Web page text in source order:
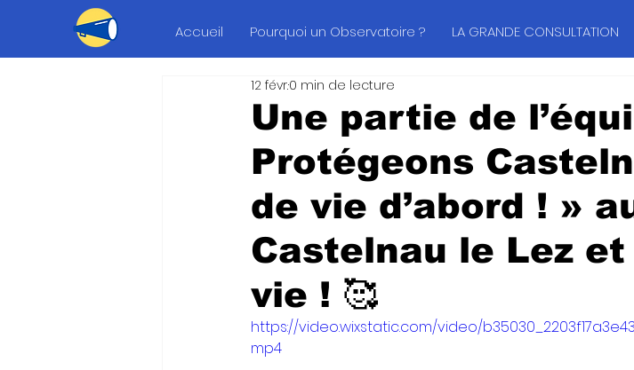
Accueil Pourquoi un Observatoire ? LA GRANDE CONSULTATION
Une partie de
Protégeons
de vie d’abord ! »
Castelnau le Lez
vie ! 🥰
12 févr.0 min de lecture
https://video.wixstatic.com/video/
mp4